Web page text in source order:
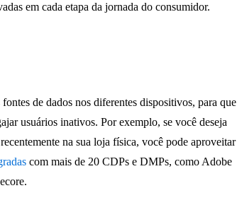
em cada etapa da jornada do consumidor.
de dados nos diferentes dispositivos, para que
usuários inativos. Por exemplo, se você deseja
na sua loja física, você pode aproveitar
com mais de 20 CDPs e DMPs, como Adobe